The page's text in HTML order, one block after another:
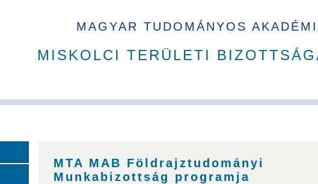
MAGYAR TUDOMÁNYOS
MISKOLCI TERÜLETI
MTA MAB Földrajztudományi
Munkabizottság programja